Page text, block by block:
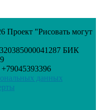
Проект "Рисовать могут
БИК
данных